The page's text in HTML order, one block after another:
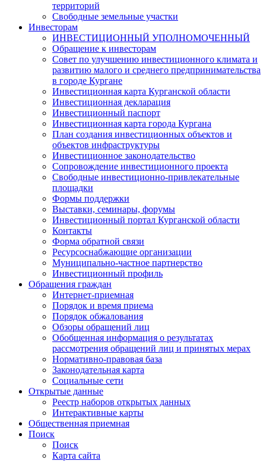
территорий
Свободные земельные участки
Инвесторам
ИНВЕСТИЦИОННЫЙ УПОЛНОМОЧЕННЫЙ
Обращение к инвесторам
Совет по улучшению инвестиционного климата и
развитию малого и среднего предпринимательства
в городе Кургане
Инвестиционная карта Курганской области
Инвестиционная декларация
Инвестиционный паспорт
Инвестиционная карта города Кургана
План создания инвестиционных объектов и
объектов инфраструктуры
Инвестиционное законодательство
Сопровождение инвестиционного проекта
Свободные инвестиционно-привлекательные
площадки
Формы поддержки
Выставки, семинары, форумы
Инвестиционный портал Курганской области
Контакты
Форма обратной связи
Ресурсоснабжающие организации
Муниципально-частное партнерство
Инвестиционный профиль
Обращения граждан
Интернет-приемная
Порядок и время приема
Порядок обжалования
Обзоры обращений лиц
Обобщенная информация о результатах
рассмотрения обращений лиц и принятых мерах
Нормативно-правовая база
Законодательная карта
Социальные сети
Открытые данные
Реестр наборов открытых данных
Интерактивные карты
Общественная приемная
Поиск
Поиск
Карта сайта